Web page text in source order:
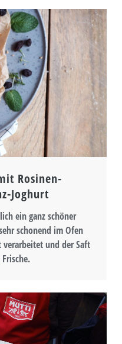
Rosinen-
Joghurt
ein ganz schöner
schonend im Ofen
und der Saft